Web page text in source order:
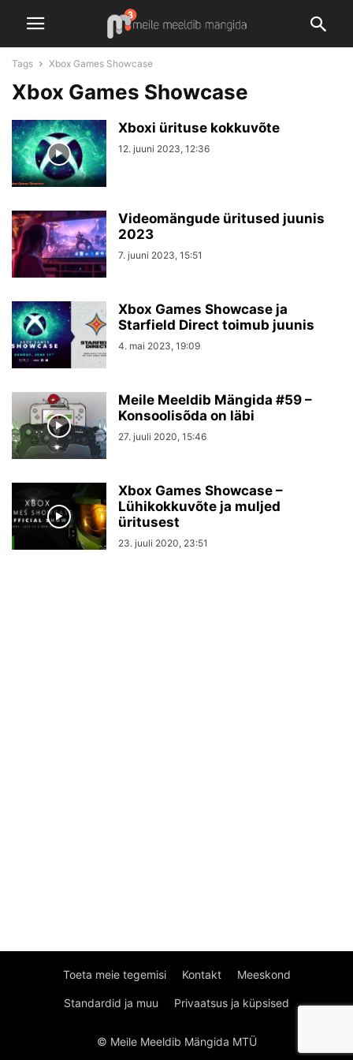
Tags Xbox Games Showcase
Xbox Games Showcase
Xboxi ürituse kokkuvõte
12. juuni 2023, 12:36
Videomängude üritused juunis
2023
7. juuni 2023, 15:51
Xbox Games Showcase ja
Starfield Direct toimub juunis
4. mai 2023, 19:09
Meile Meeldib Mängida #59 –
Konsoolisõda on läbi
27. juuli 2020, 15:46
Xbox Games Showcase –
Lühikokkuvõte ja muljed
üritusest
23. juuli 2020, 23:51
Toeta meie tegemisi Kontakt Meeskond
Standardid ja muu Privaatsus ja küpsised
© Meile Meeldib Mängida MTÜ